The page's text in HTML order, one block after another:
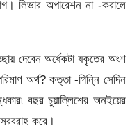
লিভার অপারেশন না -করালে
দেবেন অর্ধেকটা যকৃতের অংশ
অর্থ? কত্তা -গিন্নি সেদিন
বছর চুয়াল্লিশের অনইয়ের
করে।